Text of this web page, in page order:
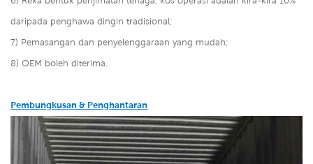
daripada penghawa dingin tradisional;
7) Pemasangan dan penyelenggaraan yang mudah;
8) OEM boleh diterima.
Pembungkusan & Penghantaran